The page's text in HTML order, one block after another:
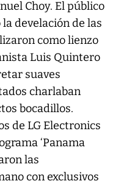
Choy. El público
develación de las
como lienzo
Luis Quintero
suaves
charlaban
bocadillos.
de LG Electronics
‘Panama
las
con exclusivos